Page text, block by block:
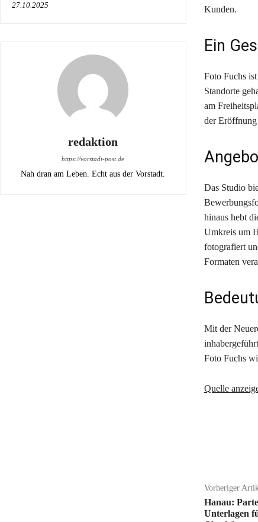
27.10.2025
redaktion
https://vorstadt-post.de
Nah dran am Leben. Echt aus der Vorstadt.
Kunden.
Ein
Foto Fuchs
Standorte
am
der Eröffnung
Das Studio
hinaus hebt
Umkreis um
fotografiert
Formaten
Mit der
Foto Fuchs
Quelle
Vorheriger
Hanau:
Unterlagen